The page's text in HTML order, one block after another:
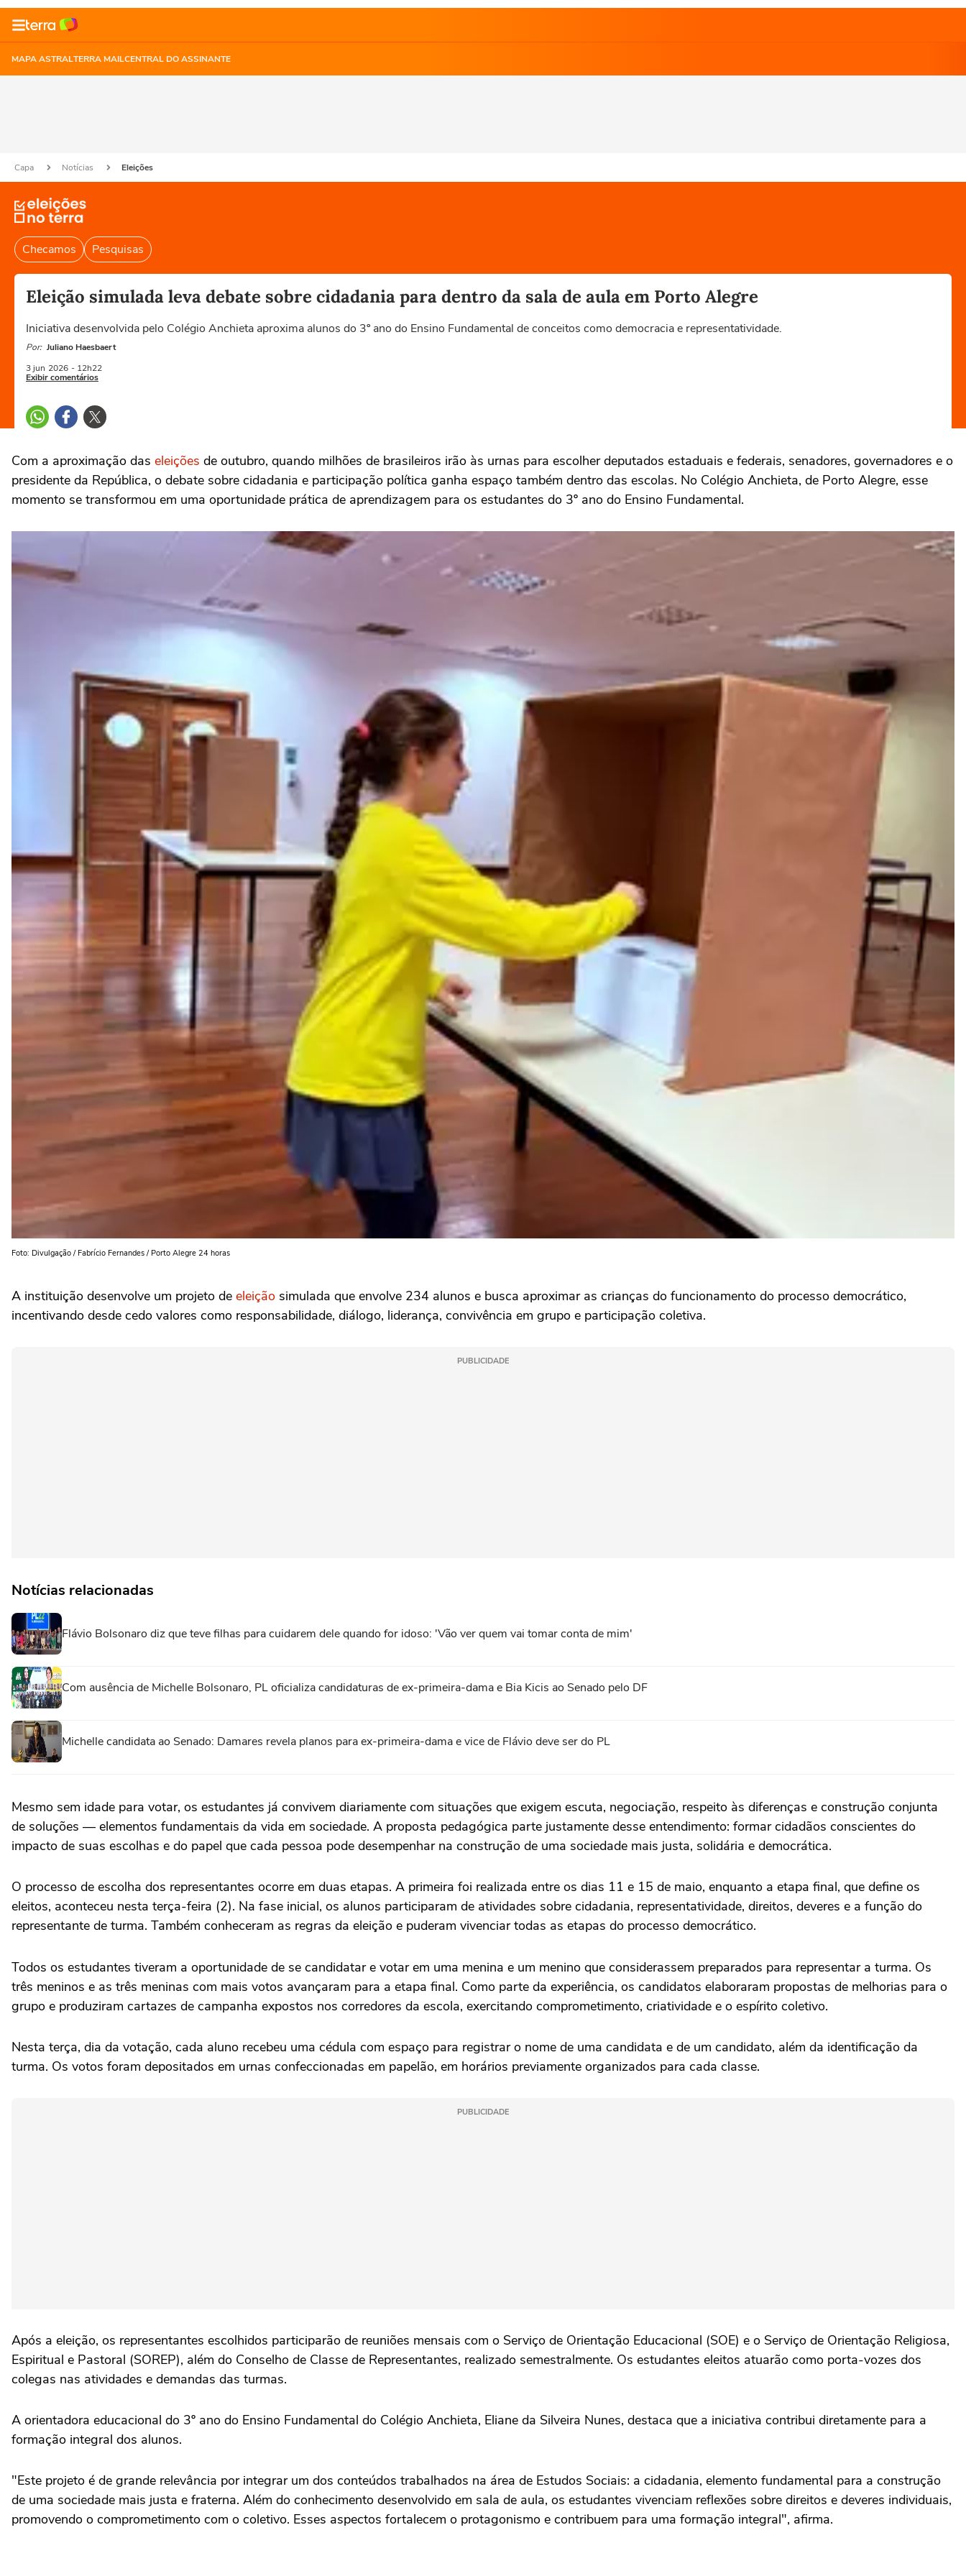
MAPA ASTRALTERRA MAILCENTRAL DO ASSINANTE
Capa Notícias Eleições
Checamos Pesquisas
Eleição simulada leva debate sobre cidadania para dentro da sala de aula em Porto Alegre
Iniciativa desenvolvida pelo Colégio Anchieta aproxima alunos do 3º ano do Ensino Fundamental de conceitos como democracia e representatividade.
Por: Juliano Haesbaert
3 jun 2026 - 12h22
Exibir comentários
Com a aproximação das eleições de outubro, quando milhões de brasileiros irão às urnas para escolher deputados estaduais e federais, senadores, governadores e o
presidente da República, o debate sobre cidadania e participação política ganha espaço também dentro das escolas. No Colégio Anchieta, de Porto Alegre, esse
momento se transformou em uma oportunidade prática de aprendizagem para os estudantes do 3º ano do Ensino Fundamental.
Foto: Divulgação / Fabrício Fernandes / Porto Alegre 24 horas
A instituição desenvolve um projeto de eleição simulada que envolve 234 alunos e busca aproximar as crianças do funcionamento do processo democrático,
incentivando desde cedo valores como responsabilidade, diálogo, liderança, convivência em grupo e participação coletiva.
PUBLICIDADE
Notícias relacionadas
Flávio Bolsonaro diz que teve filhas para cuidarem dele quando for idoso: 'Vão ver quem vai tomar conta de mim'
Com ausência de Michelle Bolsonaro, PL oficializa candidaturas de ex-primeira-dama e Bia Kicis ao Senado pelo DF
Michelle candidata ao Senado: Damares revela planos para ex-primeira-dama e vice de Flávio deve ser do PL
Mesmo sem idade para votar, os estudantes já convivem diariamente com situações que exigem escuta, negociação, respeito às diferenças e construção conjunta
de soluções — elementos fundamentais da vida em sociedade. A proposta pedagógica parte justamente desse entendimento: formar cidadãos conscientes do
impacto de suas escolhas e do papel que cada pessoa pode desempenhar na construção de uma sociedade mais justa, solidária e democrática.
O processo de escolha dos representantes ocorre em duas etapas. A primeira foi realizada entre os dias 11 e 15 de maio, enquanto a etapa final, que define os
eleitos, aconteceu nesta terça-feira (2). Na fase inicial, os alunos participaram de atividades sobre cidadania, representatividade, direitos, deveres e a função do
representante de turma. Também conheceram as regras da eleição e puderam vivenciar todas as etapas do processo democrático.
Todos os estudantes tiveram a oportunidade de se candidatar e votar em uma menina e um menino que considerassem preparados para representar a turma. Os
três meninos e as três meninas com mais votos avançaram para a etapa final. Como parte da experiência, os candidatos elaboraram propostas de melhorias para o
grupo e produziram cartazes de campanha expostos nos corredores da escola, exercitando comprometimento, criatividade e o espírito coletivo.
Nesta terça, dia da votação, cada aluno recebeu uma cédula com espaço para registrar o nome de uma candidata e de um candidato, além da identificação da
turma. Os votos foram depositados em urnas confeccionadas em papelão, em horários previamente organizados para cada classe.
PUBLICIDADE
Após a eleição, os representantes escolhidos participarão de reuniões mensais com o Serviço de Orientação Educacional (SOE) e o Serviço de Orientação Religiosa,
Espiritual e Pastoral (SOREP), além do Conselho de Classe de Representantes, realizado semestralmente. Os estudantes eleitos atuarão como porta-vozes dos
colegas nas atividades e demandas das turmas.
A orientadora educacional do 3º ano do Ensino Fundamental do Colégio Anchieta, Eliane da Silveira Nunes, destaca que a iniciativa contribui diretamente para a
formação integral dos alunos.
"Este projeto é de grande relevância por integrar um dos conteúdos trabalhados na área de Estudos Sociais: a cidadania, elemento fundamental para a construção
de uma sociedade mais justa e fraterna. Além do conhecimento desenvolvido em sala de aula, os estudantes vivenciam reflexões sobre direitos e deveres individuais,
promovendo o comprometimento com o coletivo. Esses aspectos fortalecem o protagonismo e contribuem para uma formação integral", afirma.